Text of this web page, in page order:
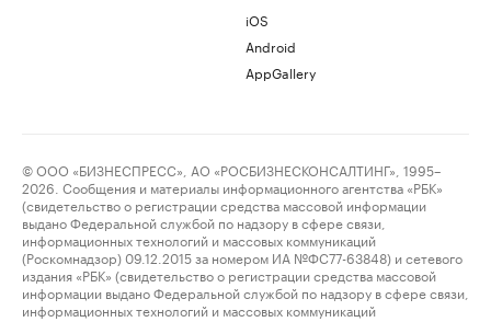
iOS
Android
AppGallery
© ООО «БИЗНЕСПРЕСС», АО «РОСБИЗНЕСКОНСАЛТИНГ», 1995–
2026. Сообщения и материалы информационного агентства «РБК»
(свидетельство о регистрации средства массовой информации
выдано Федеральной службой по надзору в сфере связи,
информационных технологий и массовых коммуникаций
(Роскомнадзор) 09.12.2015 за номером ИА №ФС77-63848) и сетевого
издания «РБК» (свидетельство о регистрации средства массовой
информации выдано Федеральной службой по надзору в сфере связи,
информационных технологий и массовых коммуникаций